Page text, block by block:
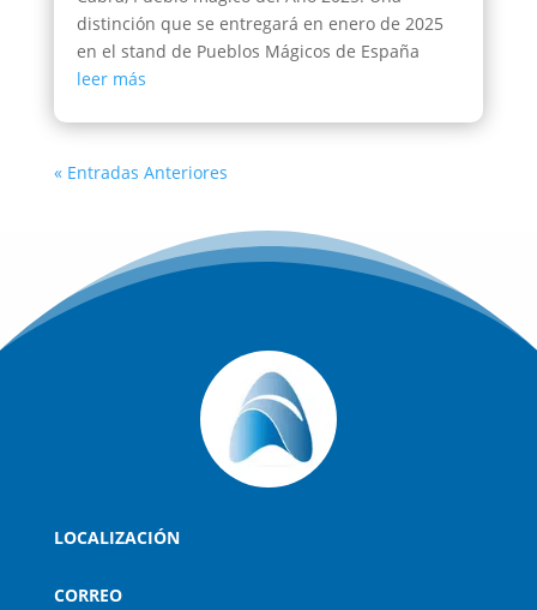
distinción que se entregará en enero de 2025
en el stand de Pueblos Mágicos de España
leer más
« Entradas Anteriores
LOCALIZACIÓN
CORREO